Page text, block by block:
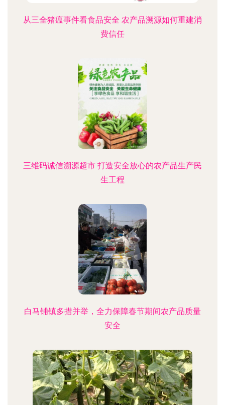
从三全猪瘟事件看食品安全 农产品溯源如何重建消
费信任
三维码诚信溯源超市 打造安全放心的农产品生产民
生工程
白马铺镇多措并举，全力保障春节期间农产品质量
安全